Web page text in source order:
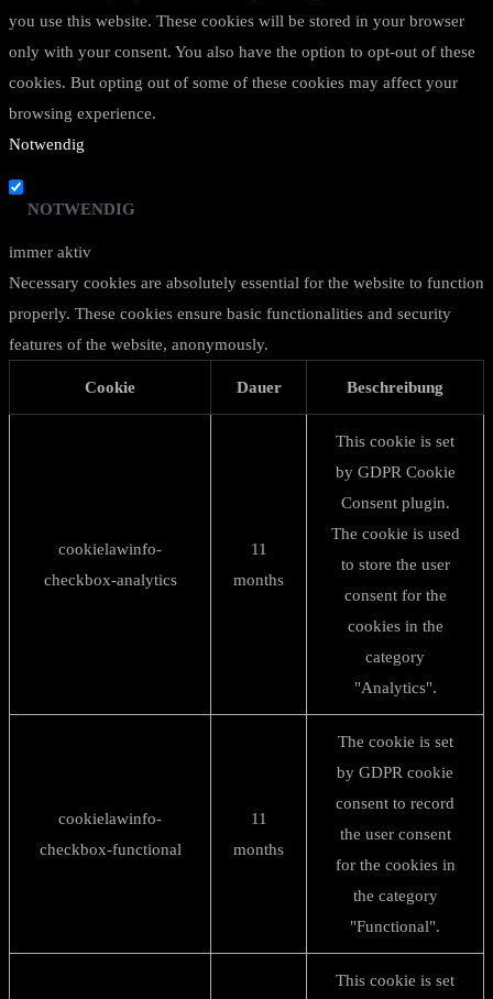
you use this website. These cookies will be stored in your browser
only with your consent. You also have the option to opt-out of these
cookies. But opting out of some of these cookies may affect your
browsing experience.
Notwendig
NOTWENDIG
immer aktiv
Necessary cookies are absolutely essential for the website to function
properly. These cookies ensure basic functionalities and security
features of the website, anonymously.
Cookie Dauer Beschreibung
cookielawinfo-
checkbox-analytics
11
months
This cookie is set
by GDPR Cookie
Consent plugin.
The cookie is used
to store the user
consent for the
cookies in the
category
"Analytics".
cookielawinfo-
checkbox-functional
11
months
The cookie is set
by GDPR cookie
consent to record
the user consent
for the cookies in
the category
"Functional".
This cookie is set